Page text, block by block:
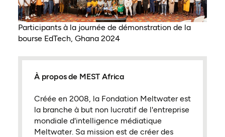
Participants à la journée de démonstration de la
bourse EdTech, Ghana 2024
À propos de MEST Africa
Créée en 2008, la Fondation Meltwater est
la branche à but non lucratif de l'entreprise
mondiale d'intelligence médiatique
Meltwater. Sa mission est de créer des